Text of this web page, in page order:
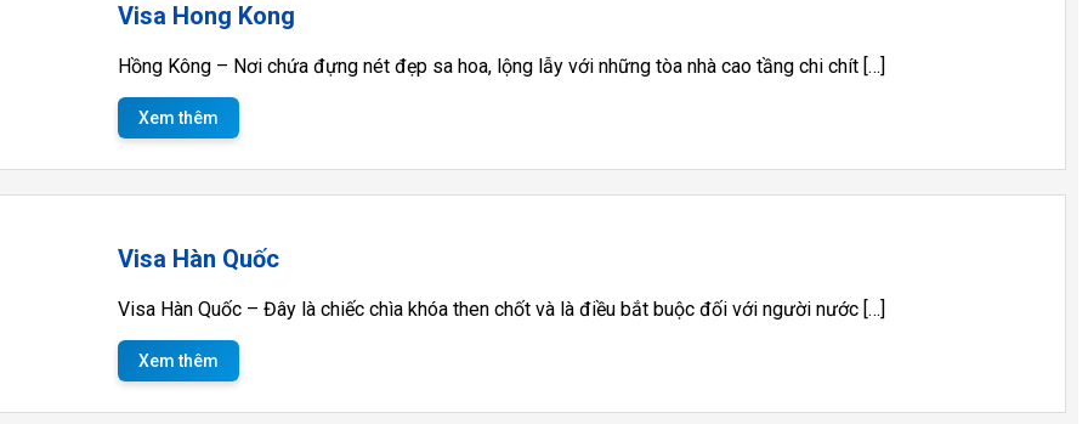
Visa Hong Kong
Hồng Kông – Nơi chứa đựng nét đẹp sa hoa, lộng lẫy với những tòa nhà cao tầng chi chít […]
Xem thêm
Visa Hàn Quốc
Visa Hàn Quốc – Đây là chiếc chìa khóa then chốt và là điều bắt buộc đối với người nước […]
Xem thêm